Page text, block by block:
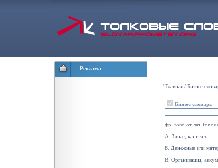
Реклама
/ Главная / Бизнес
Бизнес словарь
фр. fond от лат.
А. Запас капитал
Б. Денежные или
В. Организация ,